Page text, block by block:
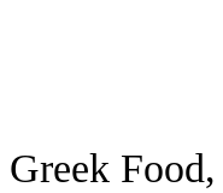
Greek